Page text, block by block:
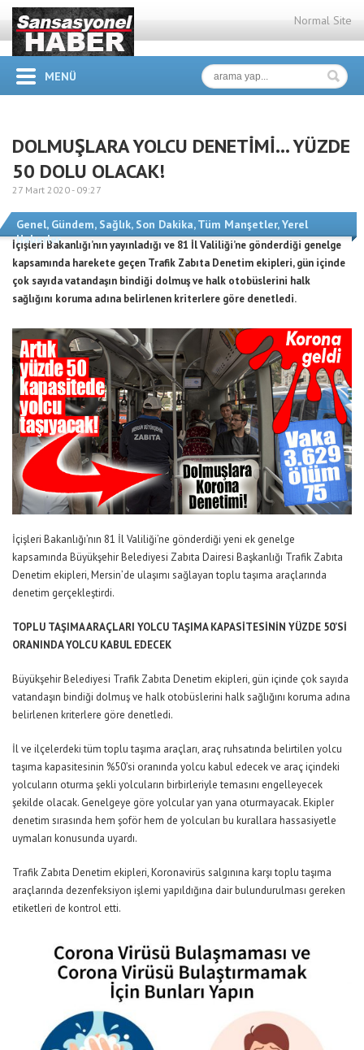
Normal Site
MENÜ
DOLMUŞLARA YOLCU DENETİMİ… YÜZDE
50 DOLU OLACAK!
27 Mart 2020 - 09:27
Genel, Gündem, Sağlık, Son Dakika,Tüm Manşetler,Yerel
Haberler
İçişleri Bakanlığı’nın yayınladığı ve 81 İl Valiliği’ne gönderdiği genelge
kapsamında harekete geçen Trafik Zabıta Denetim ekipleri, gün içinde
çok sayıda vatandaşın bindiği dolmuş ve halk otobüslerini halk
sağlığını koruma adına belirlenen kriterlere göre denetledi.
İçişleri Bakanlığı’nın 81 İl Valiliği’ne gönderdiği yeni ek genelge
kapsamında Büyükşehir Belediyesi Zabıta Dairesi Başkanlığı Trafik Zabıta
Denetim ekipleri, Mersin’de ulaşımı sağlayan toplu taşıma araçlarında
denetim gerçekleştirdi.
TOPLU TAŞIMA ARAÇLARI YOLCU TAŞIMA KAPASİTESİNİN YÜZDE 50’Sİ
ORANINDA YOLCU KABUL EDECEK
Büyükşehir Belediyesi Trafik Zabıta Denetim ekipleri, gün içinde çok sayıda
vatandaşın bindiği dolmuş ve halk otobüslerini halk sağlığını koruma adına
belirlenen kriterlere göre denetledi.
İl ve ilçelerdeki tüm toplu taşıma araçları, araç ruhsatında belirtilen yolcu
taşıma kapasitesinin %50’si oranında yolcu kabul edecek ve araç içindeki
yolcuların oturma şekli yolcuların birbirleriyle temasını engelleyecek
şekilde olacak. Genelgeye göre yolcular yan yana oturmayacak. Ekipler
denetim sırasında hem şoför hem de yolcuları bu kurallara hassasiyetle
uymaları konusunda uyardı.
Trafik Zabıta Denetim ekipleri, Koronavirüs salgınına karşı toplu taşıma
araçlarında dezenfeksiyon işlemi yapıldığına dair bulundurulması gereken
etiketleri de kontrol etti.